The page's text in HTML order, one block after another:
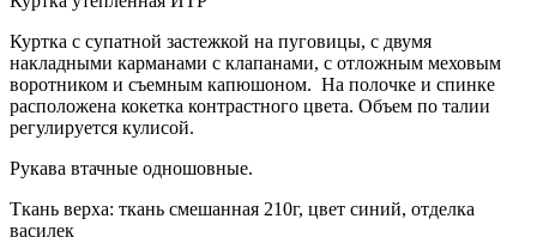
Куртка с супатной застежкой на пуговицы, с двумя
накладными карманами с клапанами, с отложным меховым
воротником и съемным капюшоном. На полочке и спинке
расположена кокетка контрастного цвета. Объем по талии
регулируется кулисой.
Рукава втачные одношовные.
Ткань верха: ткань смешанная 210г, цвет синий, отделка
василек